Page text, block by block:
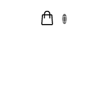
Nákupní
košík